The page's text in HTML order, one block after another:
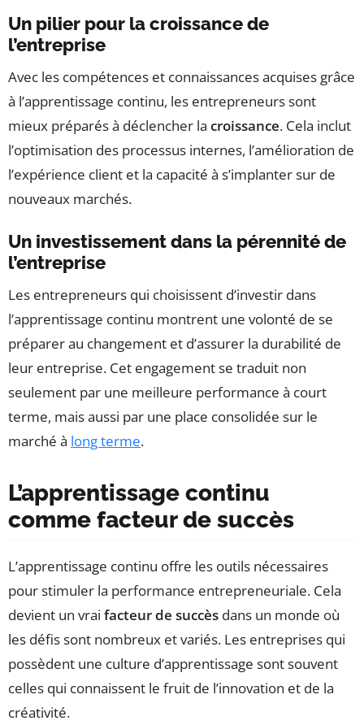
Un pilier pour la croissance de
l’entreprise
Avec les compétences et connaissances acquises grâce
à l’apprentissage continu, les entrepreneurs sont
mieux préparés à déclencher la croissance. Cela inclut
l’optimisation des processus internes, l’amélioration de
l’expérience client et la capacité à s’implanter sur de
nouveaux marchés.
Un investissement dans la pérennité de
l’entreprise
Les entrepreneurs qui choisissent d’investir dans
l’apprentissage continu montrent une volonté de se
préparer au changement et d’assurer la durabilité de
leur entreprise. Cet engagement se traduit non
seulement par une meilleure performance à court
terme, mais aussi par une place consolidée sur le
marché à long terme.
L’apprentissage continu
comme facteur de succès
L’apprentissage continu offre les outils nécessaires
pour stimuler la performance entrepreneuriale. Cela
devient un vrai facteur de succès dans un monde où
les défis sont nombreux et variés. Les entreprises qui
possèdent une culture d’apprentissage sont souvent
celles qui connaissent le fruit de l’innovation et de la
créativité.